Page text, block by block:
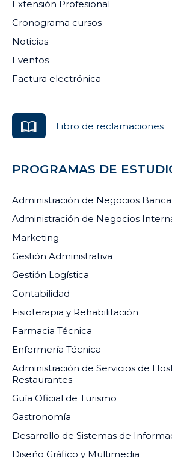
Extensión Profesional
Cronograma cursos
Noticias
Eventos
Factura electrónica
Libro de reclamaciones
PROGRAMAS DE
Administración de Negocios
Administración de Negocios
Marketing
Gestión Administrativa
Gestión Logística
Contabilidad
Fisioterapia y Rehabilitación
Farmacia Técnica
Enfermería Técnica
Administración de Servicios de
Restaurantes
Guía Oficial de Turismo
Gastronomía
Desarrollo de Sistemas de
Diseño Gráfico y Multimedia